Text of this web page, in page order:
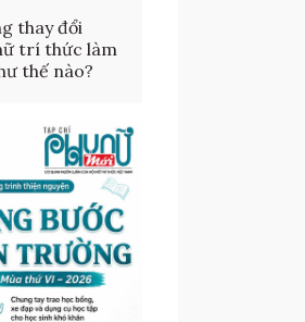
thay đổi
trí thức làm
thế nào?